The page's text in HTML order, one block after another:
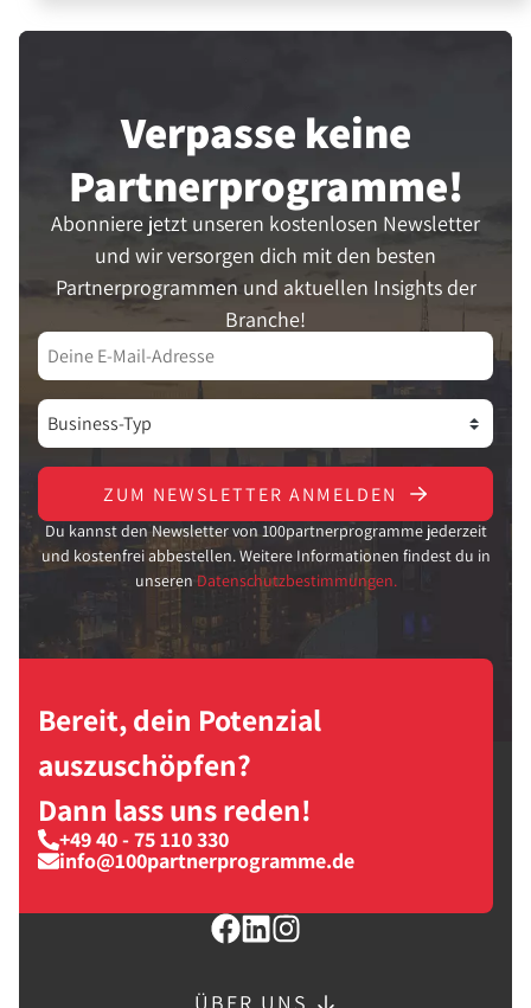
Verpasse keine
Partner­programme!
Abonniere jetzt unseren kostenlosen Newsletter
und wir versorgen dich mit den besten
Partnerprogrammen und aktuellen Insights der
Branche!
ZUM NEWSLETTER ANMELDEN
Du kannst den Newsletter von 100partnerprogramme jederzeit
und kostenfrei abbestellen. Weitere Informationen findest du in
unseren Datenschutzbestimmungen.
Bereit, dein Potenzial
auszuschöpfen?
Dann lass uns reden!
+49 40 - 75 110 330
info@100partnerprogramme.de
ÜBER UNS